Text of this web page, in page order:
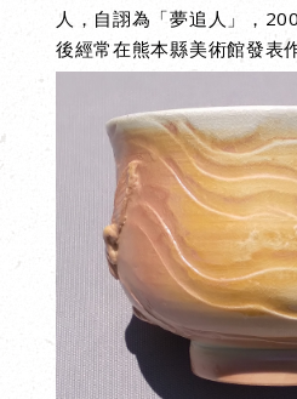
人 ，自詡為「夢追人」，
後經常在熊本縣美術館發表